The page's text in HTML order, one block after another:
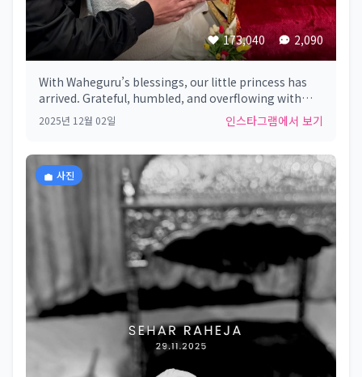
173,040 2,090
With Waheguru’s blessings, our little princess has
arrived. Grateful, humbled, and overflowing with
love. Family of three now. 🙏🏼✨💖
2025년 12월 02일 인스타그램에서 보기
사진